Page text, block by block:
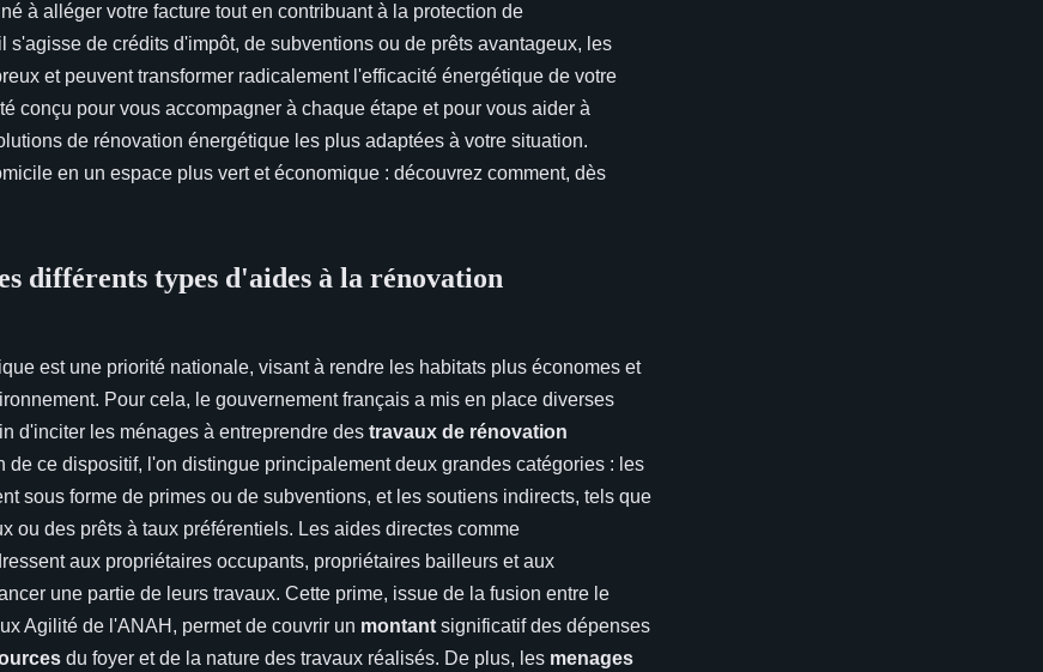
à alléger votre facture tout en contribuant à la protection de
s'agisse de crédits d'impôt, de subventions ou de prêts avantageux, les
et peuvent transformer radicalement l'efficacité énergétique de votre
conçu pour vous accompagner à chaque étape et pour vous aider à
de rénovation énergétique les plus adaptées à votre situation.
en un espace plus vert et économique : découvrez comment, dès
différents types d'aides à la rénovation
est une priorité nationale, visant à rendre les habitats plus économes et
Pour cela, le gouvernement français a mis en place diverses
d'inciter les ménages à entreprendre des travaux de rénovation
de ce dispositif, l'on distingue principalement deux grandes catégories : les
sous forme de primes ou de subventions, et les soutiens indirects, tels que
ou des prêts à taux préférentiels. Les aides directes comme
aux propriétaires occupants, propriétaires bailleurs et aux
une partie de leurs travaux. Cette prime, issue de la fusion entre le
Agilité de l'ANAH, permet de couvrir un montant significatif des dépenses
du foyer et de la nature des travaux réalisés. De plus, les menages